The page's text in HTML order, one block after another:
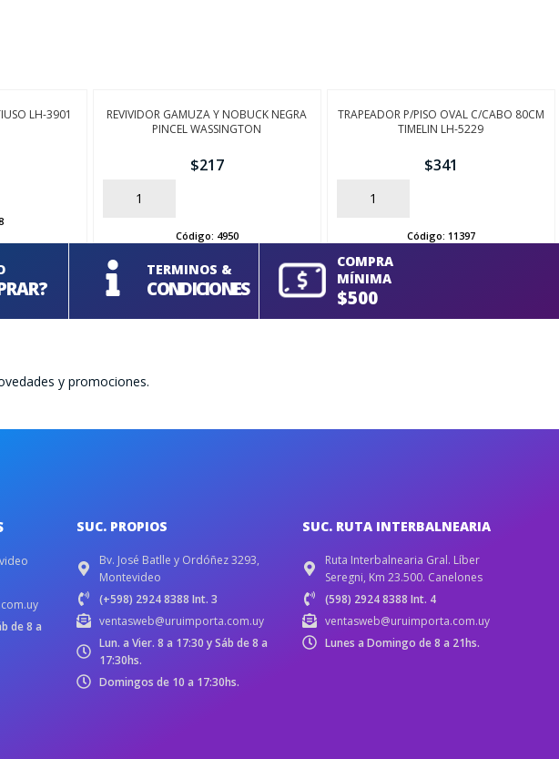
LH-3901
REVIVIDOR GAMUZA Y NOBUCK NEGRA
PINCEL WASSINGTON
$217
AÑADIR
Código: 4950
TRAPEADOR P/PISO OVAL C/CABO 80CM
TIMELIN LH-5229
$341
AÑADIR
Código: 11397
TERMINOS &
CONDICIONES
COMPRA
MÍNIMA
$500
y promociones.
de 8 a
SUC. PROPIOS
Bv. José Batlle y Ordóñez 3293,
Montevideo
(+598) 2924 8388 Int. 3
ventasweb@uruimporta.com.uy
Lun. a Vier. 8 a 17:30 y Sáb de 8 a
17:30hs.
Domingos de 10 a 17:30hs.
SUC. RUTA INTERBALNEARIA
Ruta Interbalnearia Gral. Líber
Seregni, Km 23.500. Canelones
(598) 2924 8388 Int. 4
ventasweb@uruimporta.com.uy
Lunes a Domingo de 8 a 21hs.